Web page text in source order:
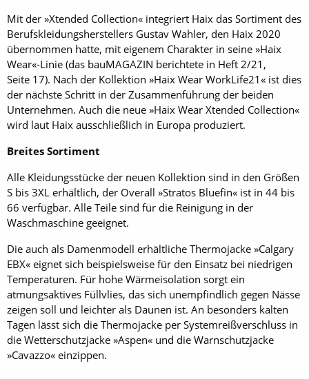
Mit der »Xtended Collection« integriert Haix das Sortiment des
Berufskleidungsherstellers Gustav Wahler, den Haix 2020
übernommen hatte, mit eigenem Charakter in seine »Haix
Wear«-Linie (das bau­MAGAZIN berichtete in Heft 2/21,
Seite 17). Nach der Kollektion »Haix Wear Work­Life21« ist dies
der nächste Schritt in der Zusammenführung der beiden
Unternehmen. Auch die neue »Haix Wear Xtended Collection«
wird laut Haix ausschließlich in Europa produziert.
Breites Sortiment
Alle Kleidungsstücke der neuen Kollektion sind in den Größen
S bis 3XL erhältlich, der Overall »Stratos Bluefin« ist in 44 bis
66 verfügbar. Alle Teile sind für die Reinigung in der
Waschmaschine geeignet.
Die auch als Damenmodell erhältliche Thermojacke »Calgary
EBX« eignet sich beispielsweise für den Einsatz bei niedrigen
Temperaturen. Für hohe Wärmeisolation sorgt ein
atmungsaktives Füllvlies, das sich unempfindlich gegen Nässe
zeigen soll und leichter als Daunen ist. An besonders kalten
Tagen lässt sich die Thermojacke per Systemreißverschluss in
die Wetterschutzjacke »Aspen« und die Warnschutzjacke
»Cavazzo« einzippen.